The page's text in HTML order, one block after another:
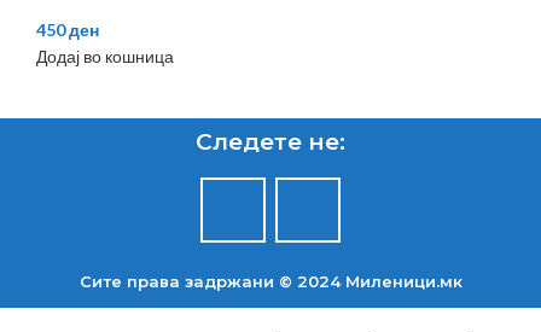
450ден
Додај во кошница
Следете не:
Сите права задржани © 2024 Mиленици.мк